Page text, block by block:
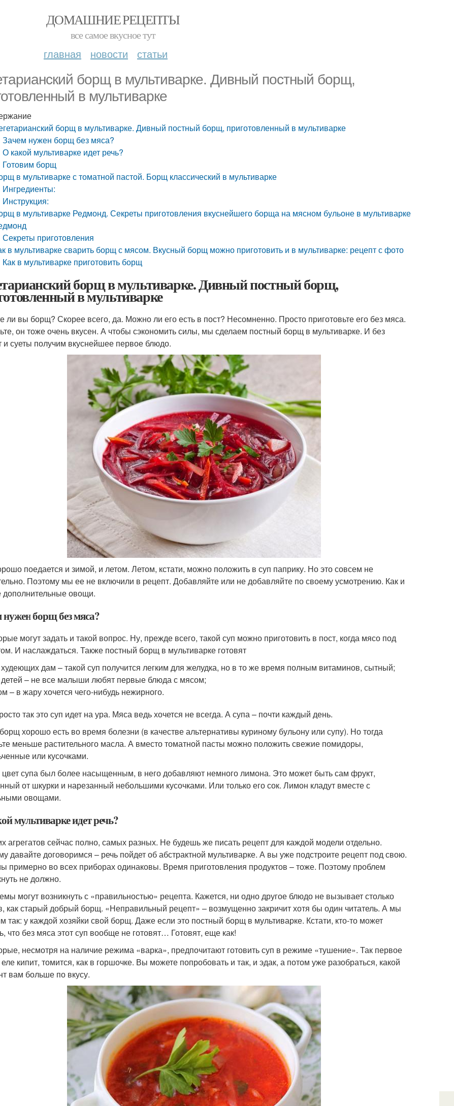
ДОМАШНИЕ РЕЦЕПТЫ
все самое вкусное тут
главная новости статьи
борщ в мультиварке. Дивный постный борщ,
в мультиварке
борщ в мультиварке. Дивный постный борщ, приготовленный в мультиварке
Зачем нужен борщ без мяса?
О какой мультиварке идет речь?
Готовим борщ
в мультиварке с томатной пастой. Борщ классический в мультиварке
Ингредиенты:
Инструкция:
в мультиварке Редмонд. Секреты приготовления вкуснейшего борща на мясном бульоне в мультиварке
Секреты приготовления
в мультиварке сварить борщ с мясом. Вкусный борщ можно приготовить и в мультиварке: рецепт с фото
Как в мультиварке приготовить борщ
борщ в мультиварке. Дивный постный борщ,
в мультиварке
ли вы борщ? Скорее всего, да. Можно ли его есть в пост? Несомненно. Просто приготовьте его без мяса.
он тоже очень вкусен. А чтобы сэкономить силы, мы сделаем постный борщ в мультиварке. И без
и суеты получим вкуснейшее первое блюдо.
поедается и зимой, и летом. Летом, кстати, можно положить в суп паприку. Но это совсем не
Поэтому мы ее не включили в рецепт. Добавляйте или не добавляйте по своему усмотрению. Как и
дополнительные овощи.
нужен борщ без мяса?
могут задать и такой вопрос. Ну, прежде всего, такой суп можно приготовить в пост, когда мясо под
И наслаждаться. Также постный борщ в мультиварке готовят
дам – такой суп получится легким для желудка, но в то же время полным витаминов, сытный;
– не все малыши любят первые блюда с мясом;
– в жару хочется чего-нибудь нежирного.
так это суп идет на ура. Мяса ведь хочется не всегда. А супа – почти каждый день.
хорошо есть во время болезни (в качестве альтернативы куриному бульону или супу). Но тогда
меньше растительного масла. А вместо томатной пасты можно положить свежие помидоры,
или кусочками.
супа был более насыщенным, в него добавляют немного лимона. Это может быть сам фрукт,
от шкурки и нарезанный небольшими кусочками. Или только его сок. Лимон кладут вместе с
овощами.
мультиварке идет речь?
агрегатов сейчас полно, самых разных. Не будешь же писать рецепт для каждой модели отдельно.
давайте договоримся – речь пойдет об абстрактной мультиварке. А вы уже подстроите рецепт под свою.
примерно во всех приборах одинаковы. Время приготовления продуктов – тоже. Поэтому проблем
не должно.
могут возникнуть с «правильностью» рецепта. Кажется, ни одно другое блюдо не вызывает столько
как старый добрый борщ. «Неправильный рецепт» – возмущенно закричит хотя бы один читатель. А мы
так: у каждой хозяйки свой борщ. Даже если это постный борщ в мультиварке. Кстати, кто-то может
что без мяса этот суп вообще не готовят… Готовят, еще как!
несмотря на наличие режима «варка», предпочитают готовить суп в режиме «тушение». Так первое
кипит, томится, как в горшочке. Вы можете попробовать и так, и эдак, а потом уже разобраться, какой
вам больше по вкусу.